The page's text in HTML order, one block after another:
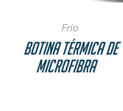
Frio
Botina Térmica de
Microfibra